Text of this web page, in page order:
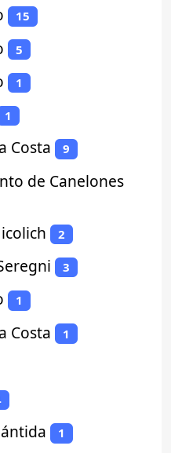
15
5
1
1
Costa 9
de Canelones
2
3
1
Costa 1
1